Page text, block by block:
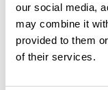
our social media,
may combine it
provided to them
of their services.
Découvrez ce